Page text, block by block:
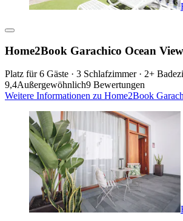
Home2Book Garachico Ocean
Platz für 6 Gäste · 3 Schlafzimmer · 2+
9,4Außergewöhnlich9 Bewertungen
Weitere Informationen zu Home2Book